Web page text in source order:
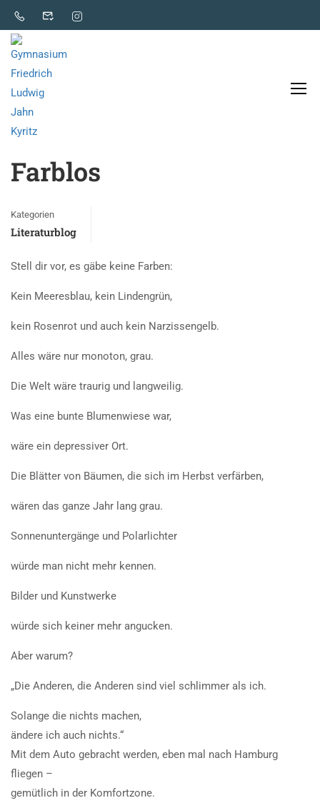
Literaturblog
Farblos
Kategorien
Literaturblog
Stell dir vor, es gäbe keine Farben:
Kein Meeresblau, kein Lindengrün,
kein Rosenrot und auch kein Narzissengelb.
Alles wäre nur monoton, grau.
Die Welt wäre traurig und langweilig.
Was eine bunte Blumenwiese war,
wäre ein depressiver Ort.
Die Blätter von Bäumen, die sich im Herbst verfärben,
wären das ganze Jahr lang grau.
Sonnenuntergänge und Polarlichter
würde man nicht mehr kennen.
Bilder und Kunstwerke
würde sich keiner mehr angucken.
Aber warum?
„Die Anderen, die Anderen sind viel schlimmer als ich.
Solange die nichts machen,
ändere ich auch nichts.“
Mit dem Auto gebracht werden, eben mal nach Hamburg
fliegen –
gemütlich in der Komfortzone.